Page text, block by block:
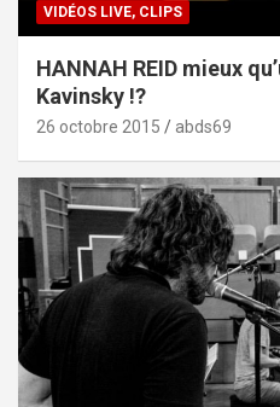
VIDÉOS LIVE, CLIPS
HANNAH REID mieux
Kavinsky !?
26 octobre 2015 abds69